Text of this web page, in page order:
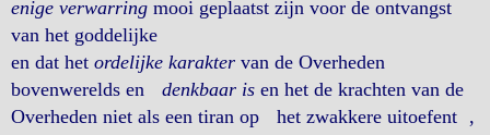
enige verwarring mooi geplaatst zijn voor de ontvangst
van het goddelijke
en dat het ordelijke karakter van de Overheden
bovenwerelds en denkbaar is en het de krachten van de
Overheden niet als een tiran op het zwakkere uitoefent ,